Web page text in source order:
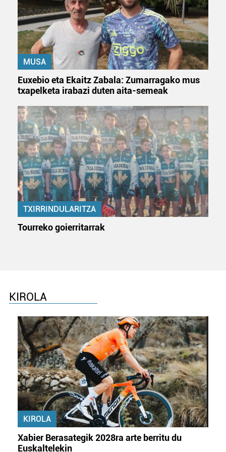
Lortu zure datu pertsonalak prozesatzeko moduari
buruzko informazio gehiago eta ezarri zure lehentasunak
datuen atalean. Edozein unetan alda edo ken dezakezu
zure baimena Cookieen adierazpenean.
Webgune honek cookie propioak eta hirugarrenen cookie-
fitxategiak erabiltzen ditu. Zure esperientzia eta
zerbitzuak hobetzeko asmoz, cookie teknologiaz
baliatzen gara. Ohar hau onartuz gero, teknologia hori
erabiltzeko baimen esplizitua ematen diguzu.Gehiago
irakurri
MUSA
Euxebio eta Ekaitz Zabala: Zumarragako mus
txapelketa irabazi duten aita-semeak
TXIRRINDULARITZA
Tourreko goierritarrak
KIROLA
KIROLA
Xabier Berasategik 2028ra arte berritu du
Euskaltelekin